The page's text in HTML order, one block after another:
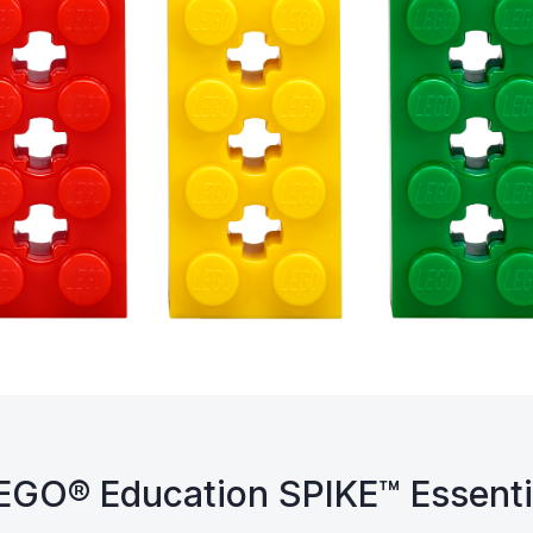
Education SPIKE™